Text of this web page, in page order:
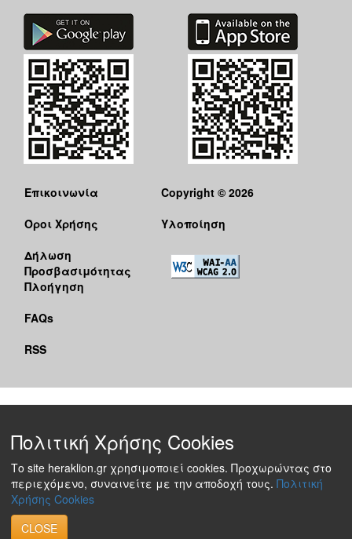
Επικοινωνία
Όροι Χρήσης
Δήλωση
Προσβασιμότητας
Πλοήγηση
FAQs
RSS
Copyright © 2026
Υλοποίηση
Πολιτική Χρήσης Cookies
Το site heraklion.gr χρησιμοποιεί cookies. Προχωρώντας στο
περιεχόμενο, συναινείτε με την αποδοχή τους. Πολιτική
Χρήσης Cookies
CLOSE